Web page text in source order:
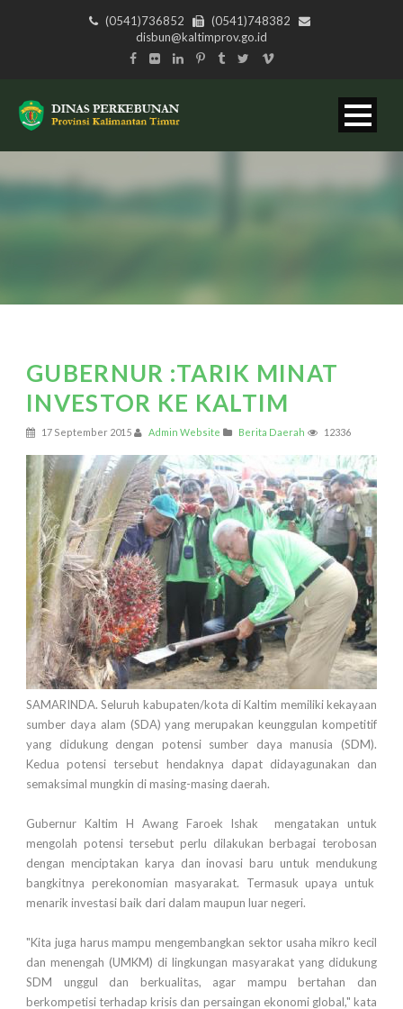
(0541)736852
(0541)748382
disbun@kaltimprov.go.id
GUBERNUR :TARIK MINAT
INVESTOR KE KALTIM
17 September 2015 Admin Website Berita Daerah 12336
SAMARINDA. Seluruh kabupaten/kota di Kaltim memiliki kekayaan
sumber daya alam (SDA) yang merupakan keunggulan kompetitif
yang didukung dengan potensi sumber daya manusia (SDM).
Kedua potensi tersebut hendaknya dapat didayagunakan dan
semaksimal mungkin di masing-masing daerah.
Gubernur Kaltim H Awang Faroek Ishak mengatakan untuk
mengolah potensi tersebut perlu dilakukan berbagai terobosan
dengan menciptakan karya dan inovasi baru untuk mendukung
bangkitnya perekonomian masyarakat. Termasuk upaya untuk
menarik investasi baik dari dalam maupun luar negeri.
"Kita juga harus mampu mengembangkan sektor usaha mikro kecil
dan menengah (UMKM) di lingkungan masyarakat yang didukung
SDM unggul dan berkualitas, agar mampu bertahan dan
berkompetisi terhadap krisis dan persaingan ekonomi global," kata